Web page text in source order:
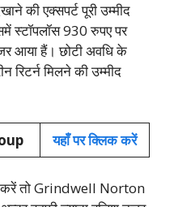
की एक्सपर्ट पूरी उम्मीद
स्टॉपलॉस 930 रुपए पर
आया हैं। छोटी अवधि के
रिटर्न मिलने की उम्मीद
यहाँ पर क्लिक करें
करें तो Grindwell Norton